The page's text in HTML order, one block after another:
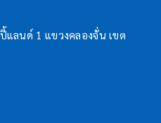
แลนด์ 1 แขวงคลองจั่น เขต